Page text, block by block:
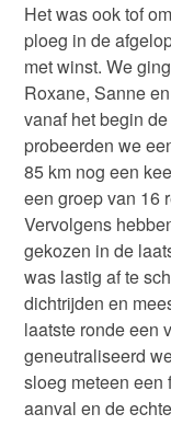
Het was ook tof
ploeg in de
met winst. We
Roxane, Sanne
vanaf het begin
probeerden we
85 km nog een
een groep van 16
Vervolgens
gekozen in de
was lastig af te
dichtrijden en
laatste ronde een
geneutraliseerd
sloeg meteen een
aanval en de